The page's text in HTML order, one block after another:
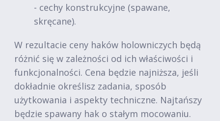
- cechy konstrukcyjne (spawane,
skręcane).
W rezultacie ceny haków holowniczych będą
różnić się w zależności od ich właściwości i
funkcjonalności. Cena będzie najniższa, jeśli
dokładnie określisz zadania, sposób
użytkowania i aspekty techniczne. Najtańszy
będzie spawany hak o stałym mocowaniu.